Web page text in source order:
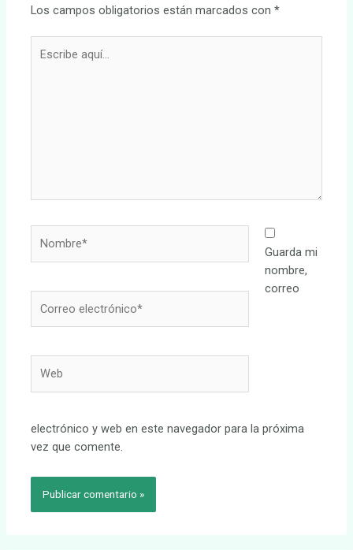
Los campos obligatorios están marcados con*
aquí...
electrónico*
Guarda mi
nombre,
correo
electrónico y web en este navegador para la próxima
vez que comente.